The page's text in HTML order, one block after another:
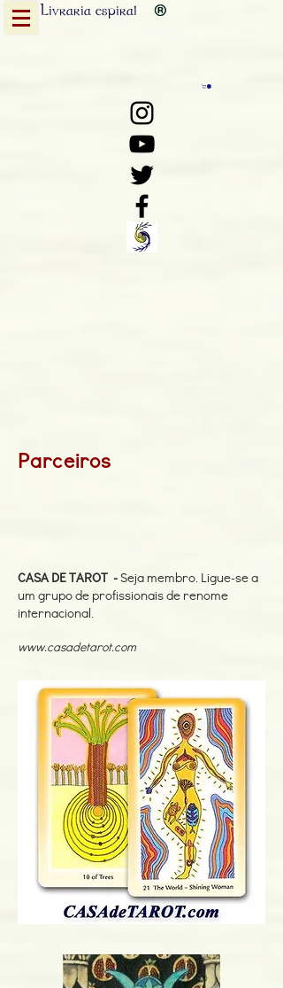
Livraria espiral
Parceiros
CASA DE TAROT -Seja membro. Ligue-se a
um grupo de profissionais de renome
internacional.
www.casadetarot.com